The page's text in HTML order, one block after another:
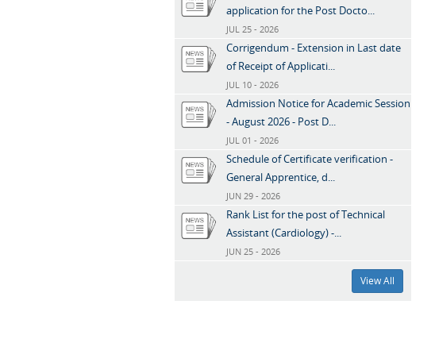
application for the Post Docto...
JUL 25 - 2026
Corrigendum - Extension in Last date
of Receipt of Applicati...
JUL 10 - 2026
Admission Notice for Academic Session
- August 2026 - Post D...
JUL 01 - 2026
Schedule of Certificate verification -
General Apprentice, d...
JUN 29 - 2026
Rank List for the post of Technical
Assistant (Cardiology) -...
JUN 25 - 2026
View All